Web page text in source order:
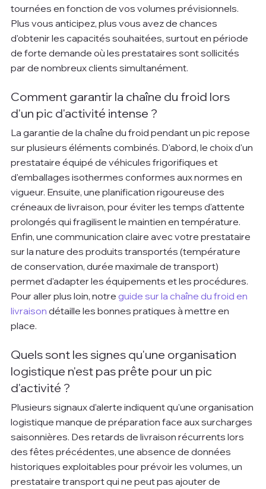
tournées en fonction de vos volumes prévisionnels.
Plus vous anticipez, plus vous avez de chances
d'obtenir les capacités souhaitées, surtout en période
de forte demande où les prestataires sont sollicités
par de nombreux clients simultanément.
Comment garantir la chaîne du froid lors
d'un pic d'activité intense ?
La garantie de la chaîne du froid pendant un pic repose
sur plusieurs éléments combinés. D'abord, le choix d'un
prestataire équipé de véhicules frigorifiques et
d'emballages isothermes conformes aux normes en
vigueur. Ensuite, une planification rigoureuse des
créneaux de livraison, pour éviter les temps d'attente
prolongés qui fragilisent le maintien en température.
Enfin, une communication claire avec votre prestataire
sur la nature des produits transportés (température
de conservation, durée maximale de transport)
permet d'adapter les équipements et les procédures.
Pour aller plus loin, notre guide sur la chaîne du froid en
livraison détaille les bonnes pratiques à mettre en
place.
Quels sont les signes qu'une organisation
logistique n'est pas prête pour un pic
d'activité ?
Plusieurs signaux d'alerte indiquent qu'une organisation
logistique manque de préparation face aux surcharges
saisonnières. Des retards de livraison récurrents lors
des fêtes précédentes, une absence de données
historiques exploitables pour prévoir les volumes, un
prestataire transport qui ne peut pas ajouter de